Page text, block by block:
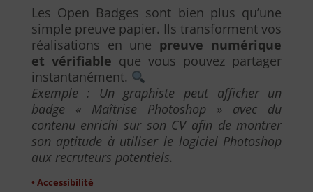
Les Open Badges sont bien plus qu’une
simple preuve papier. Ils transforment vos
réalisations en une preuve numérique
et vérifiable que vous pouvez partager
instantanément.
Exemple : Un graphiste peut afficher un
badge « Maîtrise Photoshop » avec du
contenu enrichi sur son CV afin de montrer
son aptitude à utiliser le logiciel Photoshop
aux recruteurs potentiels.
• Accessibilité